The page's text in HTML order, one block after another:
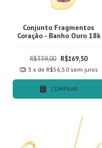
Conjunto Fragmentos
Coração - Banho Ouro 18k
R$339,00 R$169,50
3 x de R$56,50 sem juros
COMPRAR